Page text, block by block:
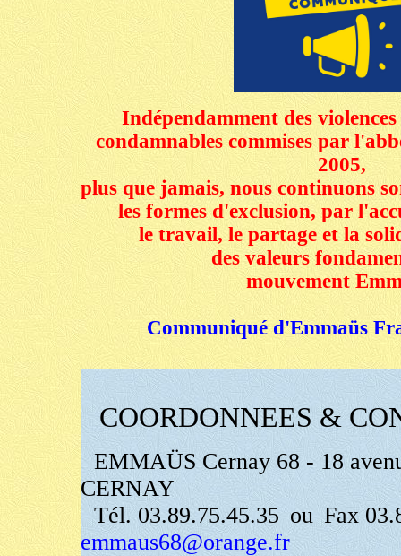
Indépendamment des violences
condamnables commises par
2005,
plus que jamais, nous continuons
les formes d'exclusion, par
le travail, le partage et la
des valeurs
mouvement
Communiqué d'Emmaüs
COORDONNEES &
EMMAÜS Cernay 68 - 18
CERNAY
Tél. 03.89.75.45.35 ou Fax
emmaus68@orange.fr